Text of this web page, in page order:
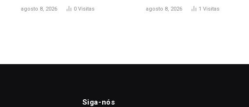
agosto 8, 2026 0 Visitas agosto 8, 2026 1 Visitas
Siga-nós